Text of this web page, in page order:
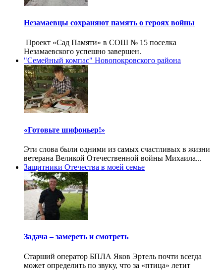
Незамаевцы сохраняют память о героях войны
Проект «Сад Памяти» в СОШ № 15 поселка
Незамаевского успешно завершен.
"Семейный компас" Новопокровского района
«Готовьте шифоньер!»
Эти слова были одними из самых счастливых в жизни
ветерана Великой Отечественной войны Михаила...
Защитники Отечества в моей семье
Задача – замереть и смотреть
Старший оператор БПЛА Яков Эртель почти всегда
может определить по звуку, что за «птица» летит